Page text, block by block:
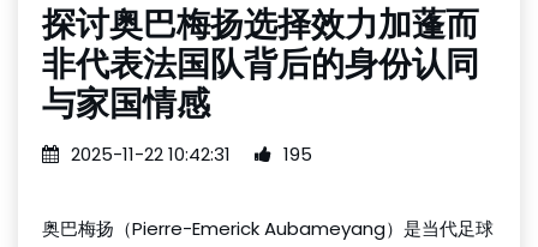
探讨奥巴梅扬选择效力加蓬而
非代表法国队背后的身份认同
与家国情感
2025-11-22 10:42:31 195
奥巴梅扬（Pierre-Emerick Aubameyang）是当代足球